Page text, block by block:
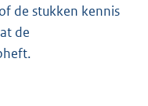
de stukken kennis
de